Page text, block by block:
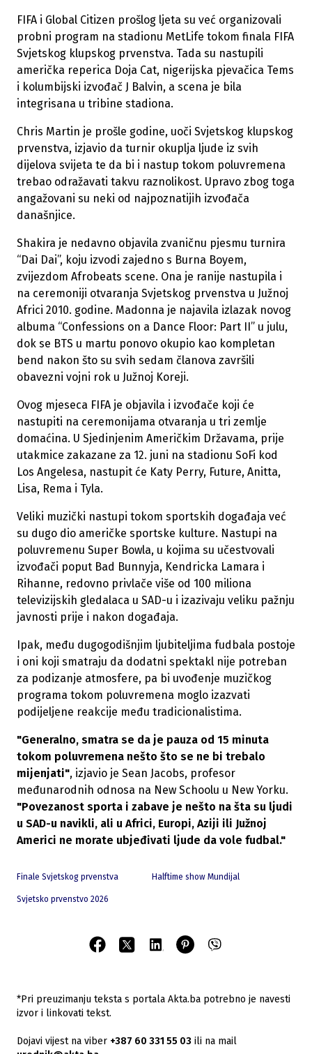
FIFA i Global Citizen prošlog ljeta su već organizovali
probni program na stadionu MetLife tokom finala FIFA
Svjetskog klupskog prvenstva. Tada su nastupili
američka reperica Doja Cat, nigerijska pjevačica Tems
i kolumbijski izvođač J Balvin, a scena je bila
integrisana u tribine stadiona.
Chris Martin je prošle godine, uoči Svjetskog klupskog
prvenstva, izjavio da turnir okuplja ljude iz svih
dijelova svijeta te da bi i nastup tokom poluvremena
trebao odražavati takvu raznolikost. Upravo zbog toga
angažovani su neki od najpoznatijih izvođača
današnjice.
Shakira je nedavno objavila zvaničnu pjesmu turnira
“Dai Dai”, koju izvodi zajedno s Burna Boyem,
zvijezdom Afrobeats scene. Ona je ranije nastupila i
na ceremoniji otvaranja Svjetskog prvenstva u Južnoj
Africi 2010. godine. Madonna je najavila izlazak novog
albuma “Confessions on a Dance Floor: Part II” u julu,
dok se BTS u martu ponovo okupio kao kompletan
bend nakon što su svih sedam članova završili
obavezni vojni rok u Južnoj Koreji.
Ovog mjeseca FIFA je objavila i izvođače koji će
nastupiti na ceremonijama otvaranja u tri zemlje
domaćina. U Sjedinjenim Američkim Državama, prije
utakmice zakazane za 12. juni na stadionu SoFi kod
Los Angelesa, nastupit će Katy Perry, Future, Anitta,
Lisa, Rema i Tyla.
Veliki muzički nastupi tokom sportskih događaja već
su dugo dio američke sportske kulture. Nastupi na
poluvremenu Super Bowla, u kojima su učestvovali
izvođači poput Bad Bunnyja, Kendricka Lamara i
Rihanne, redovno privlače više od 100 miliona
televizijskih gledalaca u SAD-u i izazivaju veliku pažnju
javnosti prije i nakon događaja.
Ipak, među dugogodišnjim ljubiteljima fudbala postoje
i oni koji smatraju da dodatni spektakl nije potreban
za podizanje atmosfere, pa bi uvođenje muzičkog
programa tokom poluvremena moglo izazvati
podijeljene reakcije među tradicionalistima.
"Generalno, smatra se da je pauza od 15 minuta
tokom poluvremena nešto što se ne bi trebalo
mijenjati", izjavio je Sean Jacobs, profesor
međunarodnih odnosa na New Schoolu u New Yorku.
"Povezanost sporta i zabave je nešto na šta su ljudi
u SAD-u navikli, ali u Africi, Europi, Aziji ili Južnoj
Americi ne morate ubjeđivati ljude da vole fudbal."
Finale Svjetskog prvenstva Halftime show Mundijal
Svjetsko prvenstvo 2026
*Pri preuzimanju teksta s portala Akta.ba potrebno je navesti
izvor i linkovati tekst.
Dojavi vijest na viber +387 60 331 55 03 ili na mail